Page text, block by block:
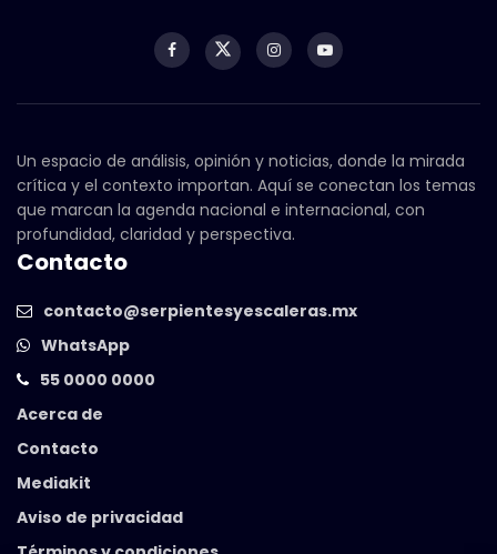
Un espacio de análisis, opinión y noticias, donde la mirada
crítica y el contexto importan. Aquí se conectan los temas
que marcan la agenda nacional e internacional, con
profundidad, claridad y perspectiva.
Contacto
contacto@serpientesyescaleras.mx
WhatsApp
55 0000 0000
Acerca de
Contacto
Mediakit
Aviso de privacidad